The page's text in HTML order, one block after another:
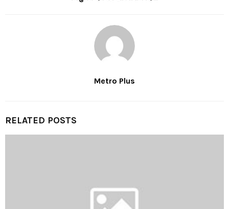
Metro Plus
RELATED POSTS